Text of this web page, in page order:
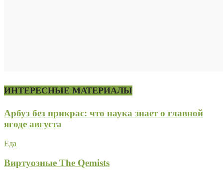
ИНТЕРЕСНЫЕ МАТЕРИАЛЫ
Арбуз без прикрас: что наука знает о главной
ягоде августа
Еда
Виртуозные The Qemists